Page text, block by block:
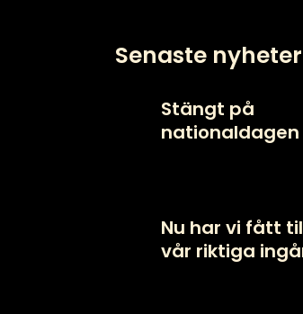
Senaste nyheter
Stängt på
nationaldagen
Nu har vi fått
vår riktiga